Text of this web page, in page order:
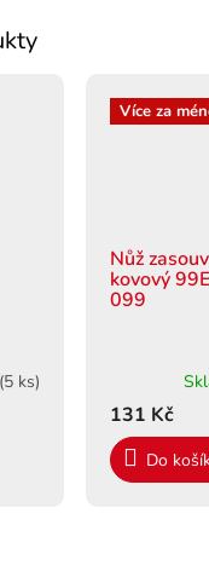
(5 ks)
Více za
Nůž
kovový
099
131 Kč
Do